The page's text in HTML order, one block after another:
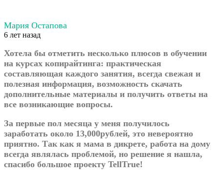
Мария Остапова
6 лет назад
Хотела бы отметить несколько плюсов в обучении
на курсах копирайтинга: практическая
составляющая каждого занятия, всегда свежая и
полезная информация, возможность скачать
дополнительные материалы и получить ответы на
все возникающие вопросы.
За первые пол месяца у меня получилось
заработать около 13,000рублей, это невероятно
приятно. Так как я мама в дикрете, работа на дому
всегда являлась проблемой, но решение я нашла,
спасибо большое проекту TellTrue!